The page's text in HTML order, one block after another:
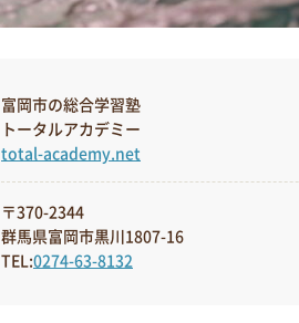
富岡市の総合学習塾
トータルアカデミー
total-academy.net
〒370-2344
群馬県富岡市黒川1807-16
TEL:0274-63-8132